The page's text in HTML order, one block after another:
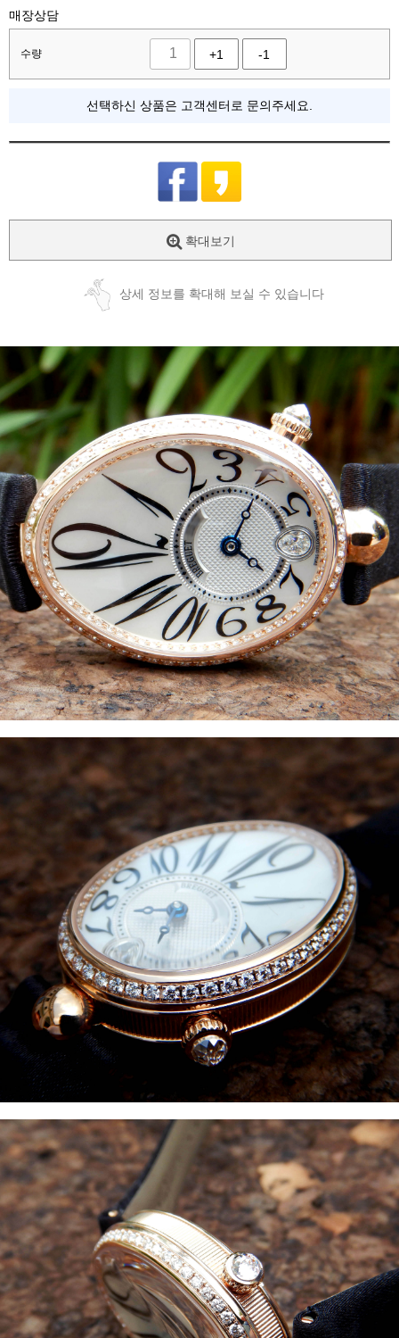
매장상담
수량 +1 -1
선택하신 상품은 고객센터로 문의주세요.
확대보기
상세 정보를 확대해 보실 수 있습니다